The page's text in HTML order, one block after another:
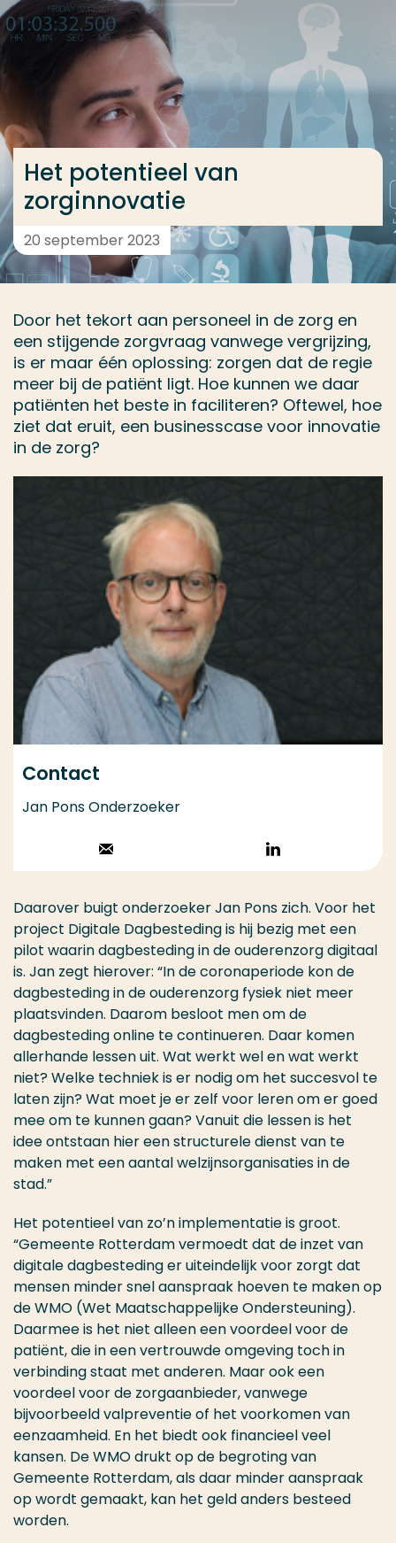
Ga direct naar de content
... > Het potentieel van zorginnovatie
Het potentieel van
zorginnovatie
20 september 2023
Door het tekort aan personeel in de zorg en
een stijgende zorgvraag vanwege vergrijzing,
is er maar één oplossing: zorgen dat de regie
meer bij de patiënt ligt. Hoe kunnen we daar
patiënten het beste in faciliteren? Oftewel, hoe
ziet dat eruit, een businesscase voor innovatie
in de zorg?
Contact
Jan Pons Onderzoeker
Stuur een email
Volg op
LinkedIn
Daarover buigt onderzoeker Jan Pons zich. Voor het
project Digitale Dagbesteding is hij bezig met een
pilot waarin dagbesteding in de ouderenzorg digitaal
is. Jan zegt hierover: “In de coronaperiode kon de
dagbesteding in de ouderenzorg fysiek niet meer
plaatsvinden. Daarom besloot men om de
dagbesteding online te continueren. Daar komen
allerhande lessen uit. Wat werkt wel en wat werkt
niet? Welke techniek is er nodig om het succesvol te
laten zijn? Wat moet je er zelf voor leren om er goed
mee om te kunnen gaan? Vanuit die lessen is het
idee ontstaan hier een structurele dienst van te
maken met een aantal welzijnsorganisaties in de
stad.”
Het potentieel van zo’n implementatie is groot.
“Gemeente Rotterdam vermoedt dat de inzet van
digitale dagbesteding er uiteindelijk voor zorgt dat
mensen minder snel aanspraak hoeven te maken op
de WMO (Wet Maatschappelijke Ondersteuning).
Daarmee is het niet alleen een voordeel voor de
patiënt, die in een vertrouwde omgeving toch in
verbinding staat met anderen. Maar ook een
voordeel voor de zorgaanbieder, vanwege
bijvoorbeeld valpreventie of het voorkomen van
eenzaamheid. En het biedt ook financieel veel
kansen. De WMO drukt op de begroting van
Gemeente Rotterdam, als daar minder aanspraak
op wordt gemaakt, kan het geld anders besteed
worden.
Veel gezocht
Opleiding
Contact